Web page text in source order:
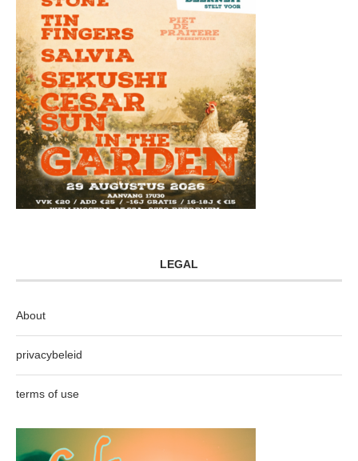
LEGAL
About
privacybeleid
terms of use